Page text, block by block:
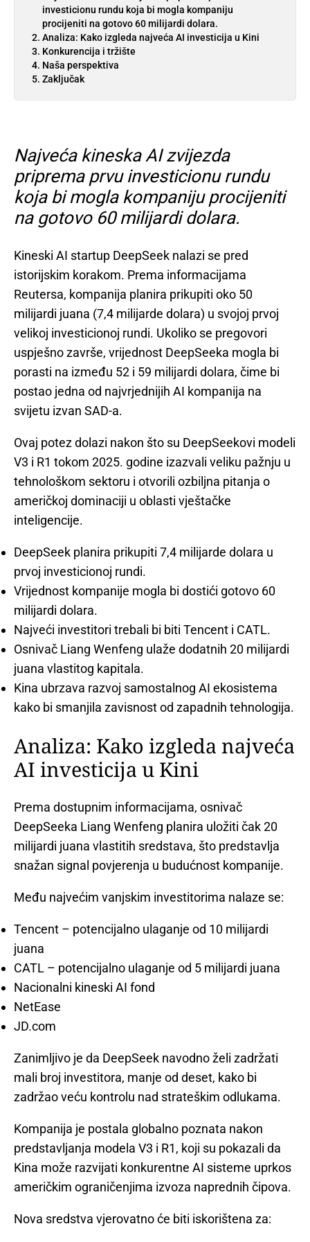
investicionu rundu koja bi mogla kompaniju
procijeniti na gotovo 60 milijardi dolara.
Analiza: Kako izgleda najveća AI investicija u Kini
Konkurencija i tržište
Naša perspektiva
Zaključak
Najveća kineska AI zvijezda
priprema prvu investicionu rundu
koja bi mogla kompaniju procijeniti
na gotovo 60 milijardi dolara.
Kineski AI startup DeepSeek nalazi se pred
istorijskim korakom. Prema informacijama
Reutersa, kompanija planira prikupiti oko 50
milijardi juana (7,4 milijarde dolara) u svojoj prvoj
velikoj investicionoj rundi. Ukoliko se pregovori
uspješno završe, vrijednost DeepSeeka mogla bi
porasti na između 52 i 59 milijardi dolara, čime bi
postao jedna od najvrjednijih AI kompanija na
svijetu izvan SAD-a.
Ovaj potez dolazi nakon što su DeepSeekovi modeli
V3 i R1 tokom 2025. godine izazvali veliku pažnju u
tehnološkom sektoru i otvorili ozbiljna pitanja o
američkoj dominaciji u oblasti vještačke
inteligencije.
DeepSeek planira prikupiti 7,4 milijarde dolara u
prvoj investicionoj rundi.
Vrijednost kompanije mogla bi dostići gotovo 60
milijardi dolara.
Najveći investitori trebali bi biti Tencent i CATL.
Osnivač Liang Wenfeng ulaže dodatnih 20 milijardi
juana vlastitog kapitala.
Kina ubrzava razvoj samostalnog AI ekosistema
kako bi smanjila zavisnost od zapadnih tehnologija.
Analiza: Kako izgleda najveća
AI investicija u Kini
Prema dostupnim informacijama, osnivač
DeepSeeka Liang Wenfeng planira uložiti čak 20
milijardi juana vlastitih sredstava, što predstavlja
snažan signal povjerenja u budućnost kompanije.
Među najvećim vanjskim investitorima nalaze se:
Tencent – potencijalno ulaganje od 10 milijardi
juana
CATL – potencijalno ulaganje od 5 milijardi juana
Nacionalni kineski AI fond
NetEase
JD.com
Zanimljivo je da DeepSeek navodno želi zadržati
mali broj investitora, manje od deset, kako bi
zadržao veću kontrolu nad strateškim odlukama.
Kompanija je postala globalno poznata nakon
predstavljanja modela V3 i R1, koji su pokazali da
Kina može razvijati konkurentne AI sisteme uprkos
američkim ograničenjima izvoza naprednih čipova.
Nova sredstva vjerovatno će biti iskorištena za: